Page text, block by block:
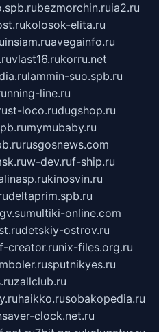
bezmorchin.ruia2.ru
kolosok-elita.ru
insiam.ruavegainfo.ru
vlast16.rukorru.net
lammin-suo.spb.ru
line.ru
loco.rudugshop.ru
mymubaby.ru
rusgosnews.com
w-dev.ruf-ship.ru
kinosvin.ru
deltaprim.spb.ru
multiki-online.com
detskiy-ostrov.ru
creator.runix-files.org.ru
sputnikyes.ru
zallclub.ru
haikko.rusobakopedia.ru
clock.net.ru